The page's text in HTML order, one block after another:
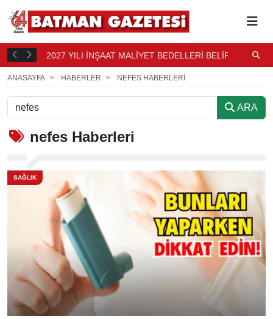
12 SAAT 2027 YILI İNŞAAT MALİYET BEDELLERİ BELİRLENDİ
ANASAYFA HABERLER NEFES HABERLERI
ARA
nefes Haberleri
SAĞLIK